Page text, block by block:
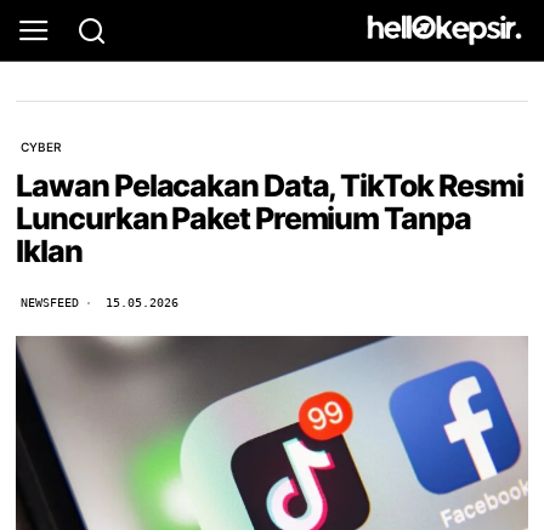
CYBER
Lawan Pelacakan Data, TikTok Resmi
Luncurkan Paket Premium Tanpa
Iklan
NEWSFEED 15.05.2026